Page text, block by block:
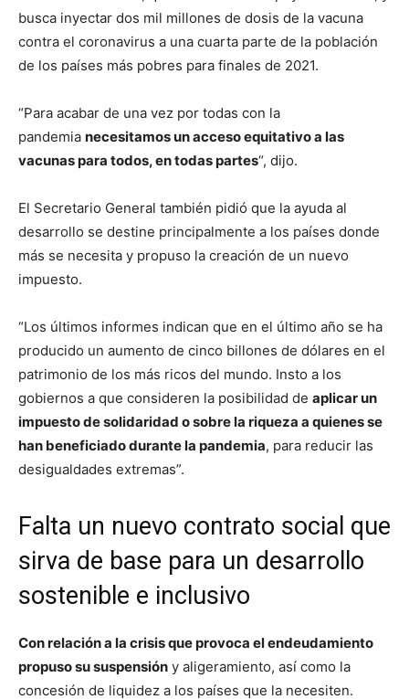
busca inyectar dos mil millones de dosis de la vacuna
contra el coronavirus a una cuarta parte de la población
de los países más pobres para finales de 2021.
“Para acabar de una vez por todas con la
pandemia necesitamos un acceso equitativo a las
vacunas para todos, en todas partes“, dijo.
El Secretario General también pidió que la ayuda al
desarrollo se destine principalmente a los países donde
más se necesita y propuso la creación de un nuevo
impuesto.
“Los últimos informes indican que en el último año se ha
producido un aumento de cinco billones de dólares en el
patrimonio de los más ricos del mundo. Insto a los
gobiernos a que consideren la posibilidad de aplicar un
impuesto de solidaridad o sobre la riqueza a quienes se
han beneficiado durante la pandemia, para reducir las
desigualdades extremas”.
Falta un nuevo contrato social que
sirva de base para un desarrollo
sostenible e inclusivo
Con relación a la crisis que provoca el endeudamiento
propuso su suspensión y aligeramiento, así como la
concesión de liquidez a los países que la necesiten.